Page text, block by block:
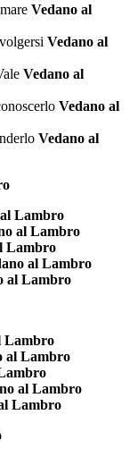
Vedano al
Vedano al
Vedano al
Vedano al
Vedano al
Lambro
al Lambro
Lambro
al Lambro
al Lambro
Lambro
al Lambro
al Lambro
Lambro